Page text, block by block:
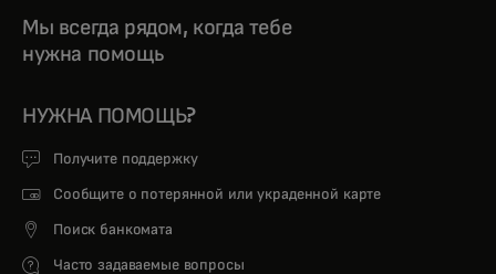
Мы всегда рядом, когда тебе
нужна помощь
НУЖНА ПОМОЩЬ?
Получите поддержку
Сообщите о потерянной или украденной карте
Поиск банкомата
Часто задаваемые вопросы